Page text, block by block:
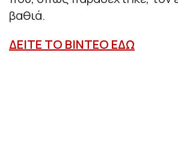
βαθιά.
ΔΕΙΤΕ ΤΟ ΒΙΝΤΕΟ ΕΔΩ